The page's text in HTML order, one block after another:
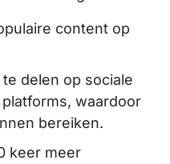
content op
te delen op sociale
waardoor
bereiken.
keer meer